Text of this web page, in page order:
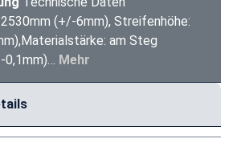
(+/-6mm), Streifenhöhe:
am Steg
0,1mm)… Mehr